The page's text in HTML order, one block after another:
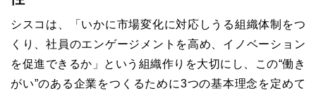
シスコは、「いかに市場変化に対応しうる組織体制をつ
くり、社員のエンゲージメントを高め、イノベーション
を促進できるか」という組織作りを大切にし、この“働き
がい”のある企業をつくるために3つの基本理念を定めて